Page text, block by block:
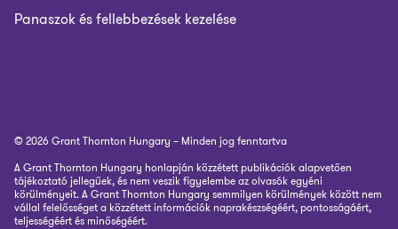
Panaszok és fellebbezések kezelése
© 2026 Grant Thornton Hungary – Minden jog fenntartva
A Grant Thornton Hungary honlapján közzétett publikációk alapvetően
tájékoztató jellegűek, és nem veszik figyelembe az olvasók egyéni
körülményeit. A Grant Thornton Hungary semmilyen körülmények között nem
vállal felelősséget a közzétett információk naprakészségéért, pontosságáért,
teljességéért és minőségéért.